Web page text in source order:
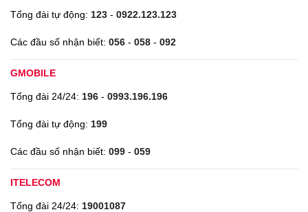
Tổng đài tự động: 123 - 0922.123.123
Các đầu số nhận biết: 056 - 058 - 092
GMOBILE
Tổng đài 24/24: 196 - 0993.196.196
Tổng đài tự động: 199
Các đầu số nhận biết: 099 - 059
ITELECOM
Tổng đài 24/24: 19001087